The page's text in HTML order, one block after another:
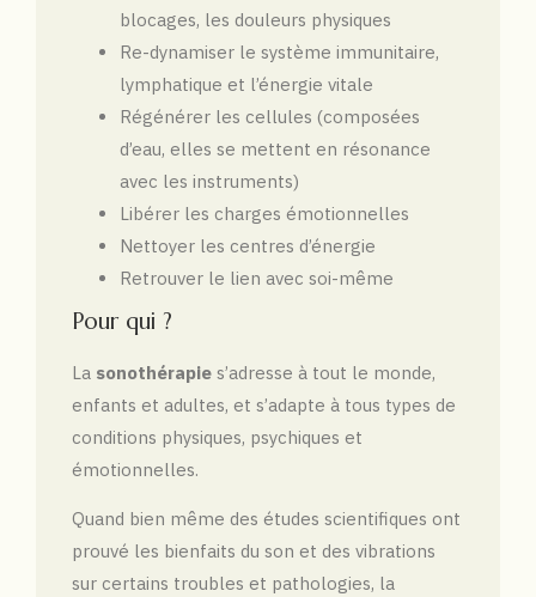
blocages, les douleurs physiques
Re-dynamiser le système immunitaire,
lymphatique et l’énergie vitale
Régénérer les cellules (composées
d’eau, elles se mettent en résonance
avec les instruments)
Libérer les charges émotionnelles
Nettoyer les centres d’énergie
Retrouver le lien avec soi-même
Pour qui ?
La sonothérapie s’adresse à tout le monde,
enfants et adultes, et s’adapte à tous types de
conditions physiques, psychiques et
émotionnelles.
Quand bien même des études scientifiques ont
prouvé les bienfaits du son et des vibrations
sur certains troubles et pathologies, la